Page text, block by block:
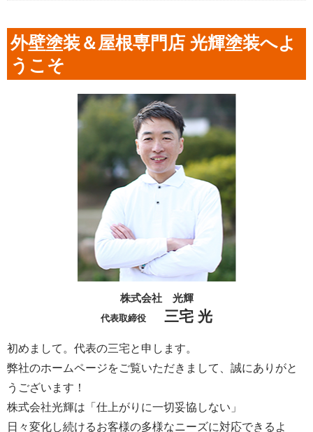
外壁塗装＆屋根専門店 光輝塗装へよ
うこそ
株式会社 光輝
代表取締役 三宅 光
初めまして。代表の三宅と申します。
弊社のホームページをご覧いただきまして、誠にありがと
うございます！
株式会社光輝は「仕上がりに一切妥協しない」
日々変化し続けるお客様の多様なニーズに対応できるよ